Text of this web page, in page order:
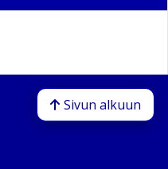
Sivun alkuun